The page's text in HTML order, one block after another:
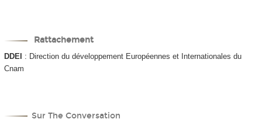
Rattachement
DDEI : Direction du développement Européennes et Internationales du
Cnam
Sur The Conversation